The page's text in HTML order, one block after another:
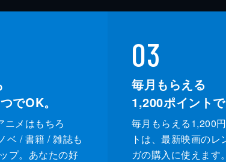
でOK。
ニメはもちろ
ベ / 書籍 / 雑誌も
プ。あなたの好
03
毎月もらえる
1,200ポイントで
毎月もらえる1,200
トは、最新映画のレ
ガの購入に使えます